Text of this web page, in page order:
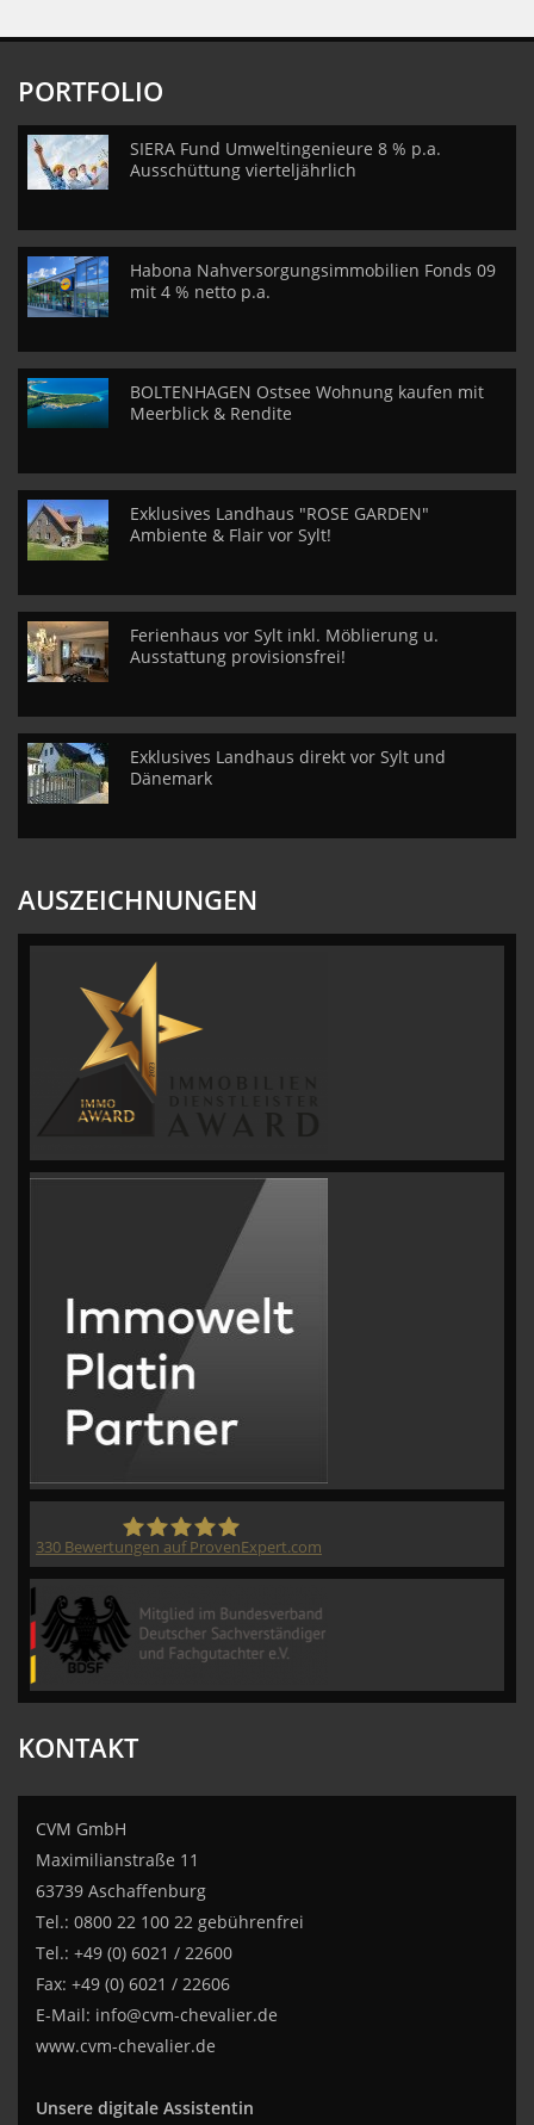
PORTFOLIO
SIERA Fund Umweltingenieure 8 % p.a.
Ausschüttung vierteljährlich
Habona Nahversorgungsimmobilien Fonds 09
mit 4 % netto p.a.
BOLTENHAGEN Ostsee Wohnung kaufen mit
Meerblick & Rendite
Exklusives Landhaus "ROSE GARDEN"
Ambiente & Flair vor Sylt!
Ferienhaus vor Sylt inkl. Möblierung u.
Ausstattung provisionsfrei!
Exklusives Landhaus direkt vor Sylt und
Dänemark
AUSZEICHNUNGEN
330 Bewertungen auf ProvenExpert.com
KONTAKT
CVM GmbH
Maximilianstraße 11
63739 Aschaffenburg
Tel.: 0800 22 100 22 gebührenfrei
Tel.: +49 (0) 6021 / 22600
Fax: +49 (0) 6021 / 22606
E-Mail: info@cvm-chevalier.de
www.cvm-chevalier.de
Unsere digitale Assistentin